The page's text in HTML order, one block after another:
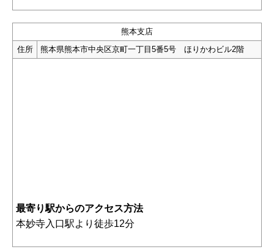
熊本支店
住所
熊本県熊本市中央区京町一丁目5番5号 ほりかわビル2階
最寄り駅からのアクセス方法
本妙寺入口駅より徒歩12分